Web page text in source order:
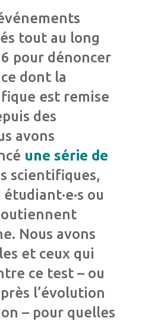
tout au long
pour dénoncer
dont la
est remise
des
avons
une série de
scientifiques,
ou
Nous avons
et ceux qui
ce test – ou
l’évolution
– pour quelles